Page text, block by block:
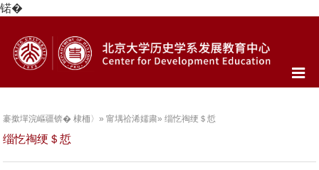
锘�
褰撳墠浣嶇疆锛�棣栭〉»甯堣祫浠嬬粛» 缁忔祹绠＄悊
缁忔祹绠＄悊